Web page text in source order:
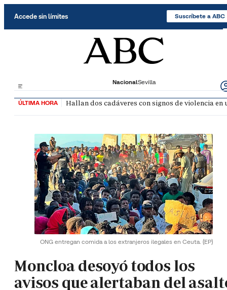
Accede sin límites Suscríbete a ABC
NacionalSevilla
ÚLTIMA HORA Hallan dos cadáveres con signos de violencia
ONG entregan comida a los extranjeros ilegales en Ceuta. (EP)
Moncloa desoyó todos los
avisos que alertaban del